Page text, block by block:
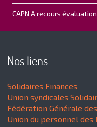
CAPN A recours évaluation
Nos liens
Solidaires Finances
Union syndicales
Fédération Générale
Union du personnel des